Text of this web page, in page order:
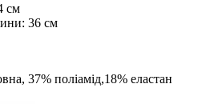
см
36 см
37% поліамід,18% еластан